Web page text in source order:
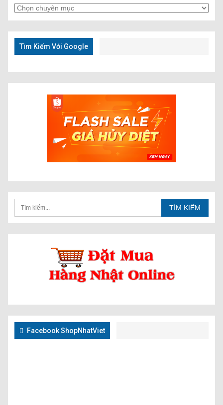
Tìm
Kiếm
Nhanh
Tìm Kiếm Với Google
Facebook ShopNhatViet